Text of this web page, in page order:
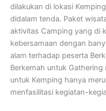
dilakukan di lokasi
didalam tenda. Paket
aktivitas Camping yang di
kebersamaan dengan
alam terhadap peserta
Berkemah untuk
untuk Kemping hanya
menfasilitasi kegiatan-